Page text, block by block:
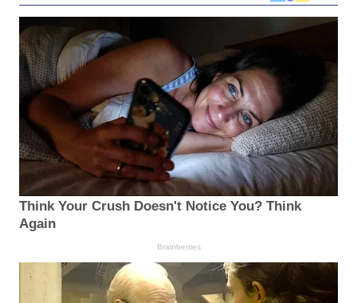
Think Your Crush Doesn't Notice You? Think
Again
Brainberries